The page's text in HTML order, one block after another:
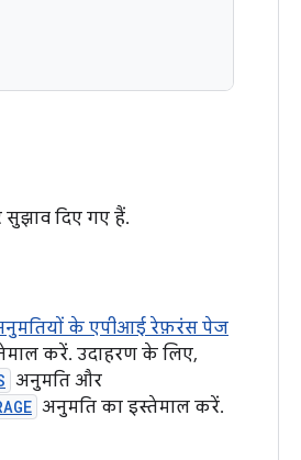
दिए गए हैं.
के एपीआई रेफ़रंस पेज
करें. उदाहरण के लिए,
अनुमति और
अनुमति का इस्तेमाल करें.